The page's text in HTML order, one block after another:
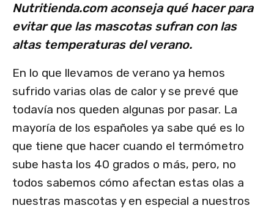
Nutritienda.com aconseja qué hacer para
evitar que las mascotas sufran con las
altas temperaturas del verano.
En lo que llevamos de verano ya hemos
sufrido varias olas de calor y se prevé que
todavía nos queden algunas por pasar. La
mayoría de los españoles ya sabe qué es lo
que tiene que hacer cuando el termómetro
sube hasta los 40 grados o más, pero, no
todos sabemos cómo afectan estas olas a
nuestras mascotas y en especial a nuestros